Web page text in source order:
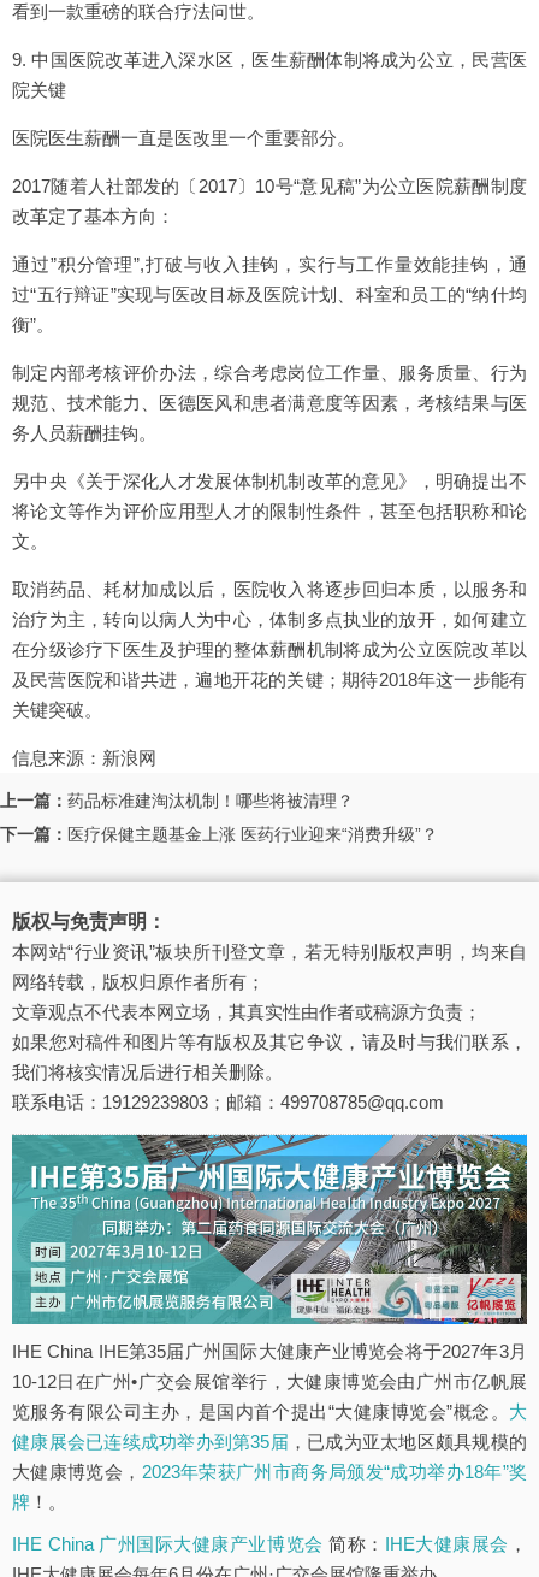
看到一款重磅的联合疗法问世。
9. 中国医院改革进入深水区，医生薪酬体制将成为公立，民营医
院关键
医院医生薪酬一直是医改里一个重要部分。
2017随着人社部发的〔2017〕10号“意见稿”为公立医院薪酬制度
改革定了基本方向：
通过”积分管理”,打破与收入挂钩，实行与工作量效能挂钩，通
过“五行辩证”实现与医改目标及医院计划、科室和员工的“纳什均
衡”。
制定内部考核评价办法，综合考虑岗位工作量、服务质量、行为
规范、技术能力、医德医风和患者满意度等因素，考核结果与医
务人员薪酬挂钩。
另中央《关于深化人才发展体制机制改革的意见》，明确提出不
将论文等作为评价应用型人才的限制性条件，甚至包括职称和论
文。
取消药品、耗材加成以后，医院收入将逐步回归本质，以服务和
治疗为主，转向以病人为中心，体制多点执业的放开，如何建立
在分级诊疗下医生及护理的整体薪酬机制将成为公立医院改革以
及民营医院和谐共进，遍地开花的关键；期待2018年这一步能有
关键突破。
信息来源：新浪网
上一篇： 药品标准建淘汰机制！哪些将被清理？
下一篇： 医疗保健主题基金上涨 医药行业迎来“消费升级”？
版权与免责声明：
本网站“行业资讯”板块所刊登文章，若无特别版权声明，均来自
网络转载，版权归原作者所有；
文章观点不代表本网立场，其真实性由作者或稿源方负责；
如果您对稿件和图片等有版权及其它争议，请及时与我们联系，
我们将核实情况后进行相关删除。
联系电话：19129239803；邮箱：499708785@qq.com
IHE China IHE第35届广州国际大健康产业博览会将于2027年3月
10-12日在广州•广交会展馆举行，大健康博览会由广州市亿帆展
览服务有限公司主办，是国内首个提出“大健康博览会”概念。 大
健康展会已连续成功举办到第35届 ，已成为亚太地区颇具规模的
大健康博览会， 2023年荣获广州市商务局颁发“成功举办18年”奖
牌 ！。
IHE China 广州国际大健康产业博览会 简称： IHE大健康展会 ，